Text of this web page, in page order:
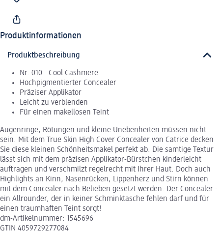
Produktinformationen
Produktbeschreibung
Nr. 010 - Cool Cashmere
Hochpigmentierter Concealer
Präziser Applikator
Leicht zu verblenden
Für einen makellosen Teint
Augenringe, Rötungen und kleine Unebenheiten müssen nicht
sein. Mit dem True Skin High Cover Concealer von Catrice decken
Sie diese kleinen Schönheitsmakel perfekt ab. Die samtige Textur
lässt sich mit dem präzisen Applikator-Bürstchen kinderleicht
auftragen und verschmilzt regelrecht mit Ihrer Haut. Doch auch
Highlights an Kinn, Nasenrücken, Lippenherz und Stirn können
mit dem Concealer nach Belieben gesetzt werden. Der Concealer -
ein Allrounder, der in keiner Schminktasche fehlen darf und für
einen traumhaften Teint sorgt!
dm-Artikelnummer: 1545696
GTIN 4059729277084